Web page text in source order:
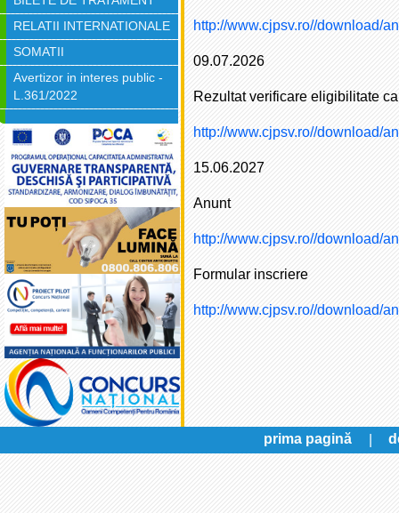
RELATII INTERNATIONALE
SOMATII
Avertizor in interes public -
L.361/2022
http://www.cjpsv.ro//download/
09.07.2026
Rezultat verificare eligibilitate
http://www.cjpsv.ro//download/
15.06.2027
Anunt
http://www.cjpsv.ro//download/
Formular inscriere
http://www.cjpsv.ro//download/
prima pagină